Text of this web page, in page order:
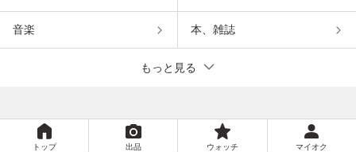
音楽 本、雑誌
もっと見る
トップ 出品 ウォッチ マイオク